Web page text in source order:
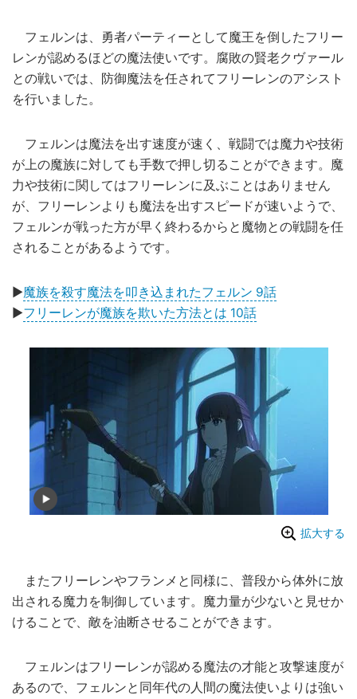
フェルンは、勇者パーティーとして魔王を倒したフリー
レンが認めるほどの魔法使いです。腐敗の賢老クヴァール
との戦いでは、防御魔法を任されてフリーレンのアシスト
を行いました。
フェルンは魔法を出す速度が速く、戦闘では魔力や技術
が上の魔族に対しても手数で押し切ることができます。魔
力や技術に関してはフリーレンに及ぶことはありません
が、フリーレンよりも魔法を出すスピードが速いようで、
フェルンが戦った方が早く終わるからと魔物との戦闘を任
されることがあるようです。
▶魔族を殺す魔法を叩き込まれたフェルン 9話
▶フリーレンが魔族を欺いた方法とは 10話
拡大する
またフリーレンやフランメと同様に、普段から体外に放
出される魔力を制御しています。魔力量が少ないと見せか
けることで、敵を油断させることができます。
フェルンはフリーレンが認める魔法の才能と攻撃速度が
あるので、フェルンと同年代の人間の魔法使いよりは強い